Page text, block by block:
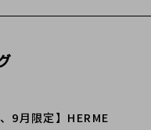
9月限定】HERME